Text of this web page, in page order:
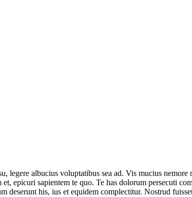
legere albucius voluptatibus sea ad. Vis mucius
epicuri sapientem te quo. Te has dolorum persecuti
deserunt his, ius et equidem complectitur. Nostrud